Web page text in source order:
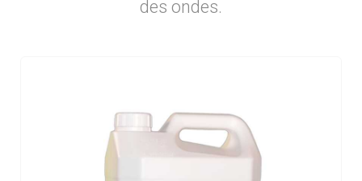
des ondes.